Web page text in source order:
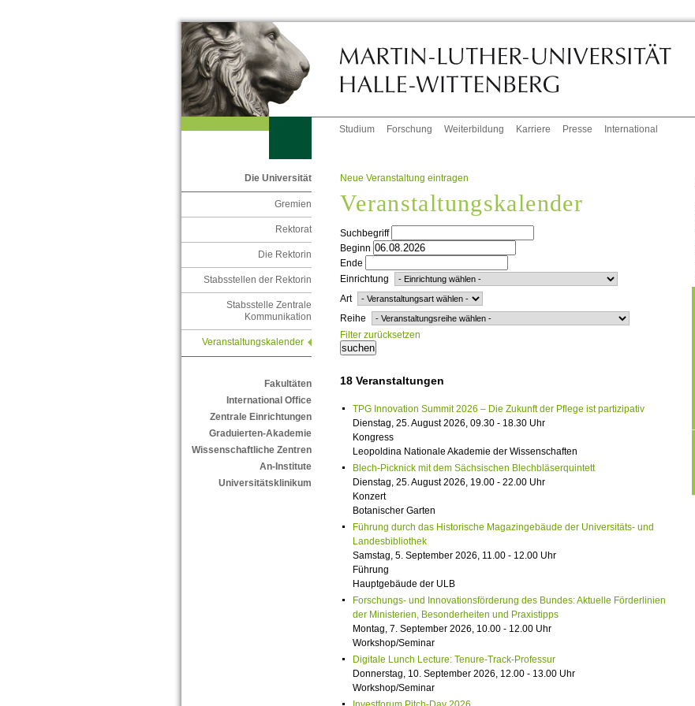
Studium Forschung Weiterbildung Karriere Presse International
Die Universität
Gremien
Rektorat
Die Rektorin
Stabsstellen der Rektorin
Stabsstelle Zentrale
Kommunikation
Veranstaltungskalender
Fakultäten
International Office
Zentrale Einrichtungen
Graduierten-Akademie
Wissenschaftliche Zentren
An-Institute
Universitätsklinikum
Neue Veranstaltung eintragen
Veranstaltungskalender
Suchbegriff
Beginn
Ende
Einrichtung
Art
Reihe
Filter zurücksetzen
18 Veranstaltungen
TPG Innovation Summit 2026 – Die Zukunft der Pflege ist partizipativ
Dienstag, 25. August 2026, 09.30 - 18.30 Uhr
Kongress
Leopoldina Nationale Akademie der Wissenschaften
Blech-Picknick mit dem Sächsischen Blechbläserquintett
Dienstag, 25. August 2026, 19.00 - 22.00 Uhr
Konzert
Botanischer Garten
Führung durch das Historische Magazingebäude der Universitäts- und
Landesbibliothek
Samstag, 5. September 2026, 11.00 - 12.00 Uhr
Führung
Hauptgebäude der ULB
Forschungs- und Innovationsförderung des Bundes: Aktuelle Förderlinien
der Ministerien, Besonderheiten und Praxistipps
Montag, 7. September 2026, 10.00 - 12.00 Uhr
Workshop/Seminar
Digitale Lunch Lecture: Tenure-Track-Professur
Donnerstag, 10. September 2026, 12.00 - 13.00 Uhr
Workshop/Seminar